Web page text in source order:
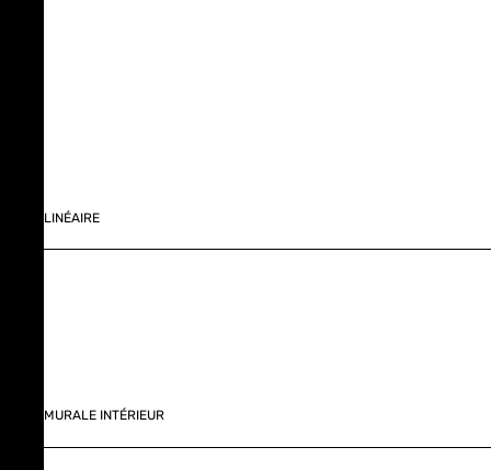
LINÉAIRE
MURALE INTÉRIEUR